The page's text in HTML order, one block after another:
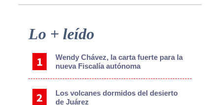
Primary
Lo + leído
Wendy Chávez, la carta fuerte para la
nueva Fiscalía autónoma
Los volcanes dormidos del desierto
de Juárez